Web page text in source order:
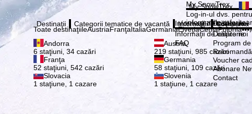
Abonează
My SnowTrex
My SnowTrex
Log-in-ul dvs.
informaţiile
Vă
Destinaţii
Toate destinaţiileAustriaFranţaItaliaGermaniaElveţiaCehiaPolonia•••
Andorra
6 staţiuni, 34 cazări
Austria
219 staţiuni, 985 cazări
Franţa
52 staţiuni, 542 cazări
Germania
58 staţiuni, 109 cazări
Slovacia
1 staţiune, 1 cazare
Slovenia
1 staţiune, 1 cazare
Categorii tematice de vacanță Informaţii
Informaţii de călătorie
Informaţii de călătorie
FAQ
Compania
Despre noi
Despre noi
Program
Voucher
Abonare
Contact